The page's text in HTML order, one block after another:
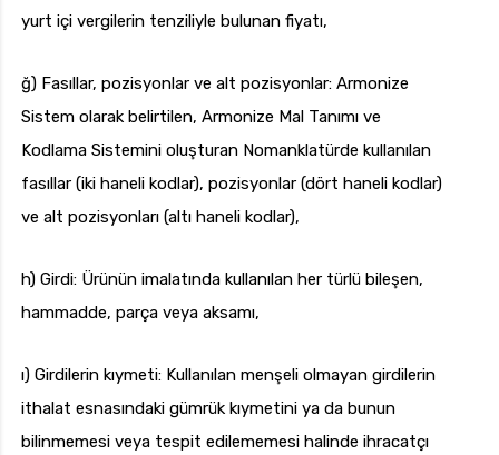
yurt içi vergilerin tenziliyle bulunan fiyatı,
ğ) Fasıllar, pozisyonlar ve alt pozisyonlar: Armonize
Sistem olarak belirtilen, Armonize Mal Tanımı ve
Kodlama Sistemini oluşturan Nomanklatürde kullanılan
fasıllar (iki haneli kodlar), pozisyonlar (dört haneli kodlar)
ve alt pozisyonları (altı haneli kodlar),
h) Girdi: Ürünün imalatında kullanılan her türlü bileşen,
hammadde, parça veya aksamı,
ı) Girdilerin kıymeti: Kullanılan menşeli olmayan girdilerin
ithalat esnasındaki gümrük kıymetini ya da bunun
bilinmemesi veya tespit edilememesi halinde ihracatçı